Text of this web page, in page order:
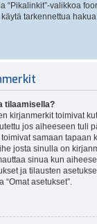
“Pikalinkit”-valikkoa
tarkennettua
tilaamisella?
kirjanmerkit toimivat
jos aiheeseen tuli
samaan tapaan
josta sinulla on
sinua kun
ja tilausten
“Omat asetukset”.